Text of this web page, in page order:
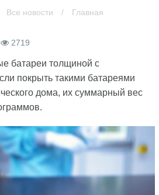
Все новости / Главная
2719
батареи толщиной с
покрыть такими батареями
дома, их суммарный вес